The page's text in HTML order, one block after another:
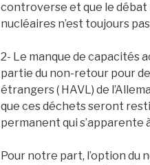
controverse et que le
nucléaires n’est toujours
2- Le manque de capacités
partie du non-retour pour
étrangers ( HAVL) de
que ces déchets seront
permanent qui s’apparente
Pour notre part, l’option